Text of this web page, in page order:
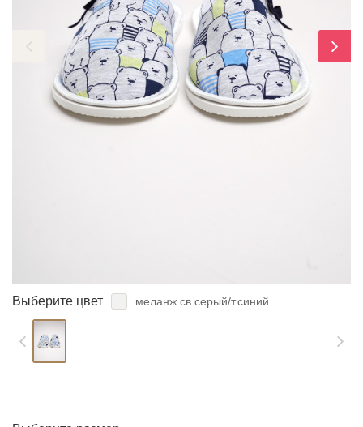
Выберите цвет меланж св.серый/т.синий